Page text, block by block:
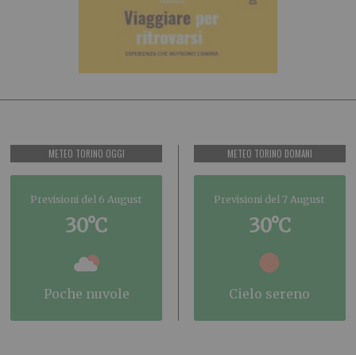
METEO TORINO OGGI
Previsioni del 6 August
30°C
poche nuvole
METEO TORINO DOMANI
Previsioni del 7 August
30°C
cielo sereno